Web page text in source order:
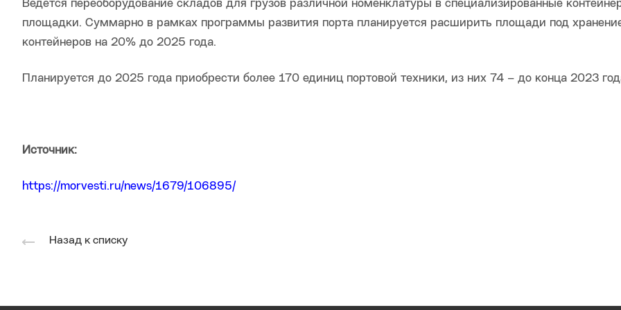
Ведется переоборудование складов для грузов различной номенклатуры в специализированные
площадки. Суммарно в рамках программы развития порта планируется расширить площади под
контейнеров на 20% до 2025 года.
Планируется до 2025 года приобрести более 170 единиц портовой техники, из них 74 – до конца 2023
Источник:
https://morvesti.ru/news/1679/106895/
Назад к списку